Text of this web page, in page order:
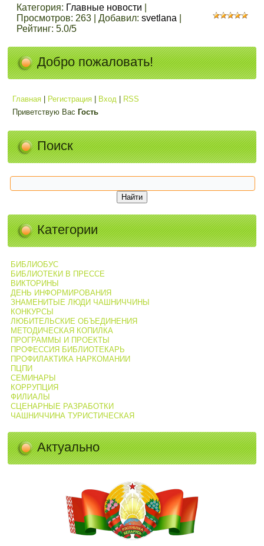
Категория: Главные новости
Просмотров: 263 |Добавил: svetlana
Рейтинг: 5.0/5
Добро пожаловать!
Главная Регистрация Вход
RSS
Приветствую Вас Гость
Поиск
Категории
БИБЛИОБУС
БИБЛИОТЕКИ В ПРЕССЕ
ВИКТОРИНЫ
ДЕНЬ ИНФОРМИРОВАНИЯ
ЗНАМЕНИТЫЕ ЛЮДИ ЧАШНИЧЧИНЫ
КОНКУРСЫ
ЛЮБИТЕЛЬСКИЕ ОБЪЕДИНЕНИЯ
МЕТОДИЧЕСКАЯ КОПИЛКА
ПРОГРАММЫ И ПРОЕКТЫ
ПРОФЕССИЯ БИБЛИОТЕКАРЬ
ПРОФИЛАКТИКА НАРКОМАНИИ
ПЦПИ
СЕМИНАРЫ
КОРРУПЦИЯ
ФИЛИАЛЫ
СЦЕНАРНЫЕ РАЗРАБОТКИ
ЧАШНИЧЧИНА ТУРИСТИЧЕСКАЯ
Актуально